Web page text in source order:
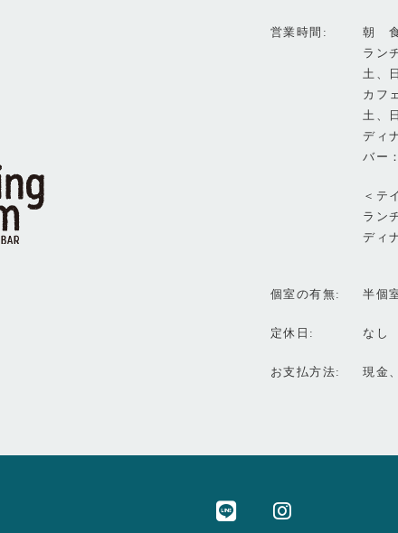
営業時間
朝
ラン
土、
カフ
土、
ディ
バー
＜テ
ラン
ディ
個室の有無 半個
定休日 なし
お支払方法 現金